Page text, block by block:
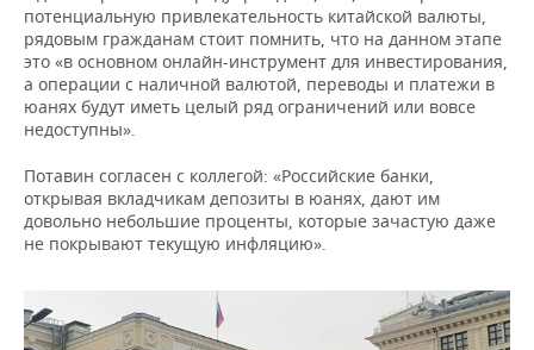
потенциальную привлекательность китайской валюты,
рядовым гражданам стоит помнить, что на данном этапе
это «в основном онлайн-инструмент для инвестирования,
а операции с наличной валютой, переводы и платежи в
юанях будут иметь целый ряд ограничений или вовсе
недоступны».
Потавин согласен с коллегой: «Российские банки,
открывая вкладчикам депозиты в юанях, дают им
довольно небольшие проценты, которые зачастую даже
не покрывают текущую инфляцию».